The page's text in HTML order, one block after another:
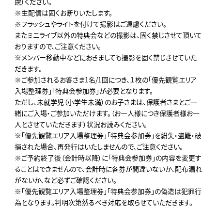
※生配信は固くお断りいたします。
※フラッシュやライトを付けて撮影はご遠慮ください。
またミニライブ以外の特典会などの撮影は、固く禁じさせて頂いて
おりますので、ご注意ください。
※メンバー移動中などにおきましても撮影を固く禁じさせていた
だきます。
※ご参加されるお客さま1名/1回につき、１枚の「優先観覧エリア
入場整理券」「特典会参加券」が必要となります。
ただし、未就学児（小学生未満）のお子さまは、保護者さまとご一
緒にご入場・ご参加いただけます。（お一人様につき保護者様お一
人とさせていただきます）状況お読みください。
※「優先観覧エリア入場整理券」「特典会参加券」を紛失・盗難・破
損された場合、再発行はいたしませんので、ご注意ください。
※ご予約終了後（会計時以降）に「特典会参加券」の内容を変更す
ることはできませんので、会計時に各券が間違いないか、配布漏れ
がないか、など必ずご確認ください。
※「優先観覧エリア入場整理券」「特典会参加券」の偽造は犯罪行
為となります。判明次第然るべき対応を取らせていただきます。